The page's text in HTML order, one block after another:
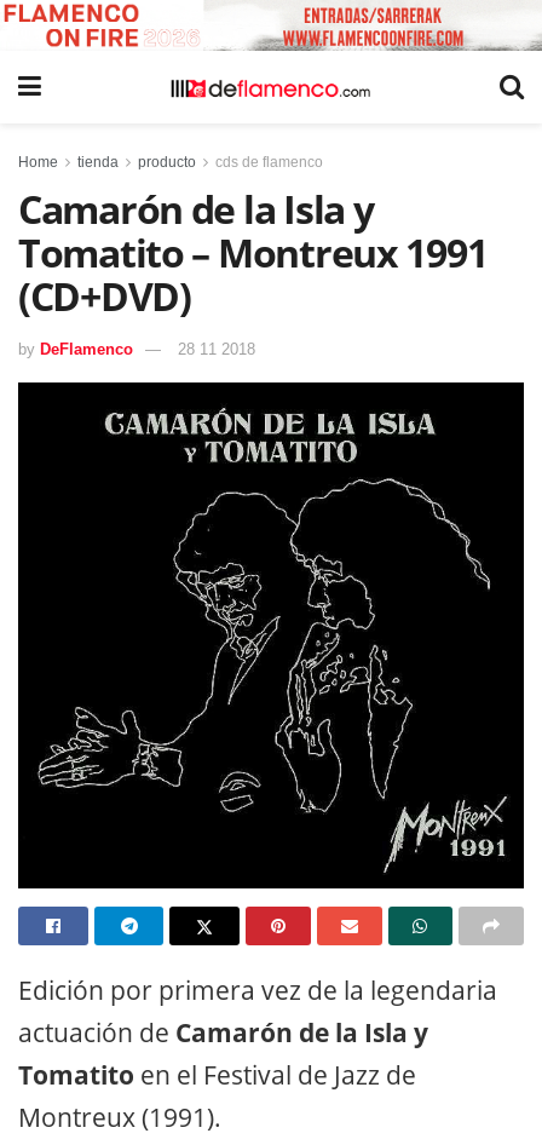
Home tienda producto cds de flamenco
Camarón de la Isla y
Tomatito – Montreux 1991
(CD+DVD)
by DeFlamenco 28 11 2018
Edición por primera vez de la legendaria
actuación de Camarón de la Isla y
Tomatito en el Festival de Jazz de
Montreux (1991).